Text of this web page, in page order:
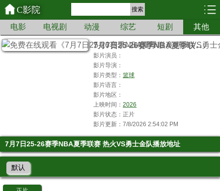
C影院 搜索
电影 电视剧 动漫 综艺 短剧 其他
7
月7日25-26赛季NBA夏季联赛 热火VS勇士金队
影片演员：
影片导演：
影片类型：篮球
影片语言：
影片地区：
上映时间：2026
影片状态：正片
影片更新：7/8/2026 2:54:02 PM
7月7日25-26赛季NBA夏季联赛 热火VS勇士金队播放地址
默认